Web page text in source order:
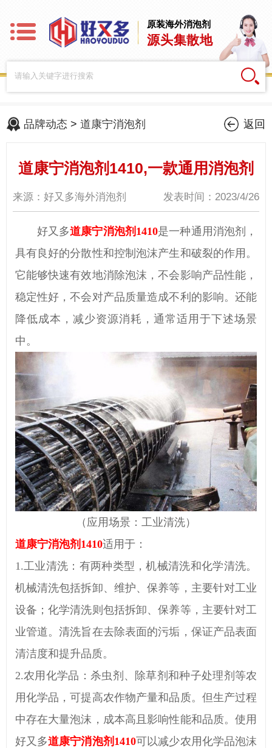
原装海外消泡剂
源头集散地
品牌动态 >道康宁消泡剂 返回
道康宁消泡剂1410,一款通用消泡剂
来源：好又多海外消泡剂 发表时间：2023/4/26
好又多道康宁消泡剂1410是一种通用消泡剂，
具有良好的分散性和控制泡沫产生和破裂的作用。
它能够快速有效地消除泡沫，不会影响产品性能，
稳定性好，不会对产品质量造成不利的影响。还能
降低成本，减少资源消耗，通常适用于下述场景
中。
（应用场景：工业清洗）
道康宁消泡剂1410适用于：
1.工业清洗：有两种类型，机械清洗和化学清洗。
机械清洗包括拆卸、维护、保养等，主要针对工业
设备；化学清洗则包括拆卸、保养等，主要针对工
业管道。清洗旨在去除表面的污垢，保证产品表面
清洁度和提升品质。
2.农用化学品：杀虫剂、除草剂和种子处理剂等农
用化学品，可提高农作物产量和品质。但生产过程
中存在大量泡沫，成本高且影响性能和品质。使用
好又多道康宁消泡剂1410可以减少农用化学品泡沫